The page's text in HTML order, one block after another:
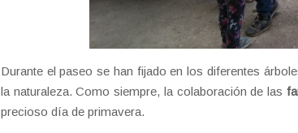
Durante el paseo se han fijado en los diferentes
la naturaleza. Como siempre, la colaboración de las
precioso día de primavera.